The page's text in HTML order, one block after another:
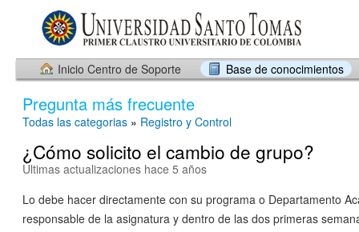
Inicio Centro de Soporte Base de conocimientos
Pregunta más frecuente
Todas las categorias » Registro y Control
¿Cómo solicito el cambio de grupo?
Últimas actualizaciones hace 5 años
Lo debe hacer directamente con su programa o Departamento
responsable de la asignatura y dentro de las dos primeras